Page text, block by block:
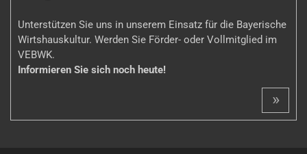
Unterstützen Sie uns in unserem Einsatz für die Bayerische
Wirtshauskultur. Werden Sie Förder- oder Vollmitglied im
VEBWK.
Informieren Sie sich noch heute!
»